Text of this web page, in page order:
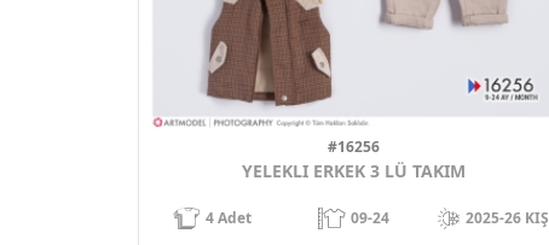
#16256
YELEKLI ERKEK 3 LÜ TAKIM
4Adet 09-24 2025-26 KIŞ